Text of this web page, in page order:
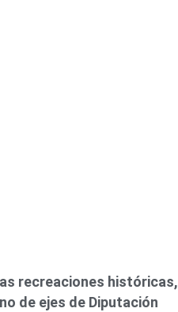
recreaciones históricas,
de ejes de Diputación